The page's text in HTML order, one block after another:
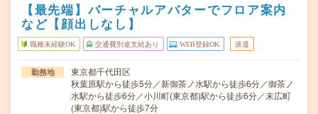
【最先端】バーチャルアバターでフロア案内
など【顔出しなし】
職種未経験OK 交通費別途支給あり WEB登録OK 派遣
勤務地
東京都千代田区
秋葉原駅から徒歩5分／新御茶ノ水駅から徒歩6分／御茶ノ
水駅から徒歩6分／小川町(東京都)駅から徒歩6分／末広町
(東京都)駅から徒歩7分